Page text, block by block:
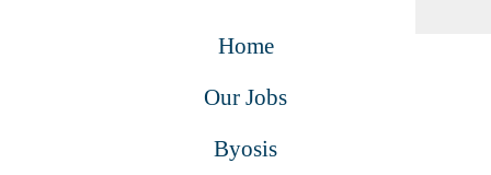
Home
Our Jobs
Byosis